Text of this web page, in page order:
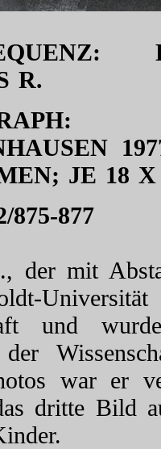
R.
JE 18
875-877
der mit
und
der
war er
dritte Bild